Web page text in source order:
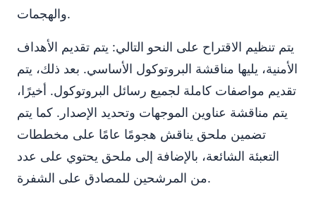
والهجمات.
يتم تنظيم الاقتراح على النحو التالي: يتم تقديم الأهداف
الأمنية، يليها مناقشة البروتوكول الأساسي. بعد ذلك، يتم
تقديم مواصفات كاملة لجميع رسائل البروتوكول. أخيرًا،
يتم مناقشة عناوين الموجهات وتحديد الإصدار. كما يتم
تضمين ملحق يناقش هجومًا عامًا على مخططات
التعبئة الشائعة، بالإضافة إلى ملحق يحتوي على عدد
من المرشحين للمصادق على الشفرة.